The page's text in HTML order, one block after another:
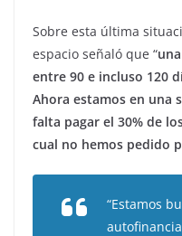
Sobre esta última
espacio señaló que “
entre 90 e incluso 120
Ahora estamos en una
falta pagar el 30% de
cual no hemos pedido
“Estamos